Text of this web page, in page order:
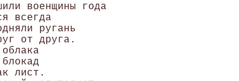
военщины года
всегда
ругань
от друга.
лист.